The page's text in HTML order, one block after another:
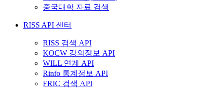
중국대학 자료 검색
RISS API 센터
RISS 검색 API
KOCW 강의정보 API
WILL 연계 API
Rinfo 통계정보 API
FRIC 검색 API